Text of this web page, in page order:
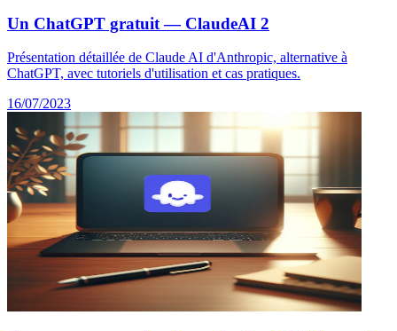
Un ChatGPT gratuit — ClaudeAI 2
Présentation détaillée de Claude AI d'Anthropic, alternative à
ChatGPT, avec tutoriels d'utilisation et cas pratiques.
16/07/2023